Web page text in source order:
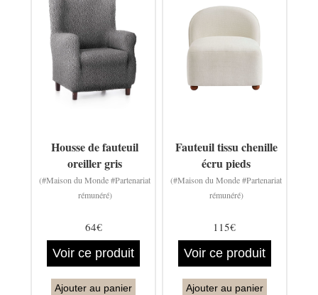
Housse de fauteuil
oreiller gris
(#Maison du Monde #Partenariat
rémunéré)
64€
Voir ce produit
Ajouter au panier
Fauteuil tissu chenille
écru pieds
(#Maison du Monde #Partenariat
rémunéré)
115€
Voir ce produit
Ajouter au panier